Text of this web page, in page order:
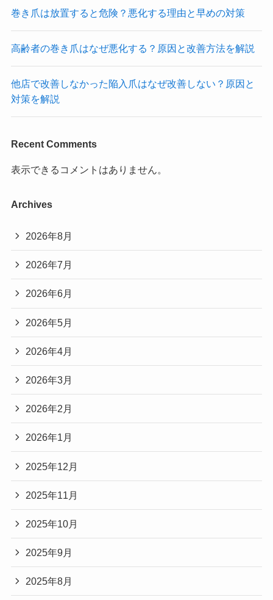
巻き爪は放置すると危険？悪化する理由と早めの対策
高齢者の巻き爪はなぜ悪化する？原因と改善方法を解説
他店で改善しなかった陥入爪はなぜ改善しない？原因と
対策を解説
Recent Comments
表示できるコメントはありません。
Archives
2026年8月
2026年7月
2026年6月
2026年5月
2026年4月
2026年3月
2026年2月
2026年1月
2025年12月
2025年11月
2025年10月
2025年9月
2025年8月